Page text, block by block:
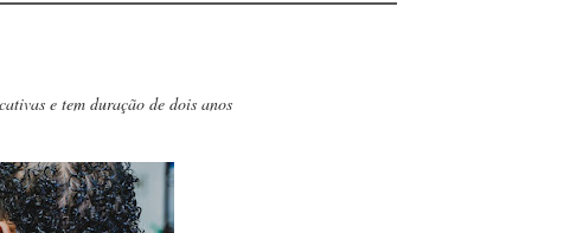
e tem duração de dois anos